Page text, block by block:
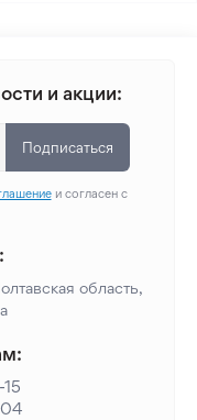
и акции:
Подписаться
и согласен с
область,